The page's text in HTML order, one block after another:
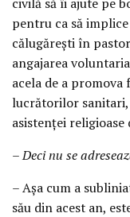
pentru ca să
călugăreşti în
angajarea
acela de a
lucrătorilor
asistenţei
– Deci nu se
– Aşa cum a
său din acest an,